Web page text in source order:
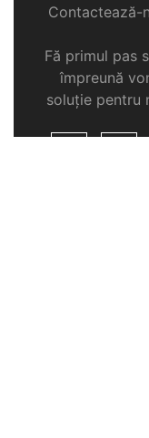
Contactează-
Fă primul pas
împreună
soluție pentru